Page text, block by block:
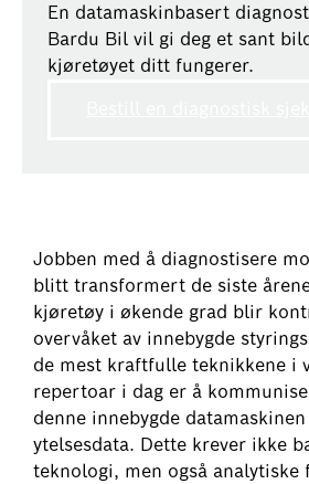
En datamaskinbasert
Bardu Bil vil gi deg et sant
kjøretøyet ditt fungerer.
Jobben med å diagnostisere
blitt transformert de siste
kjøretøy i økende grad blir
overvåket av innebygde
de mest kraftfulle teknikkene i
repertoar i dag er å
denne innebygde
ytelsesdata. Dette krever ikke
teknologi, men også analytiske